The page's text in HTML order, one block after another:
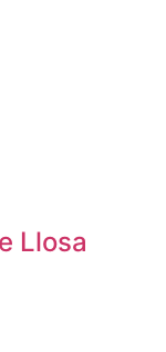
Llosa